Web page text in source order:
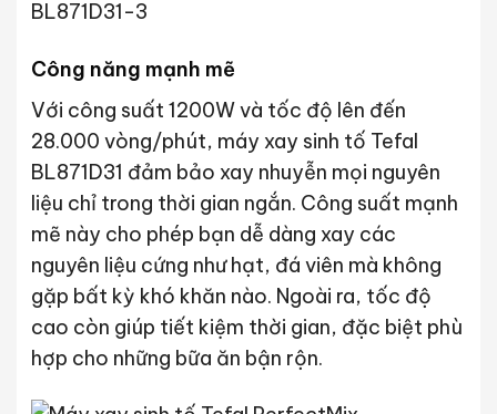
Công năng mạnh mẽ
Với công suất 1200W và tốc độ lên đến
28.000 vòng/phút, máy xay sinh tố Tefal
BL871D31 đảm bảo xay nhuyễn mọi nguyên
liệu chỉ trong thời gian ngắn. Công suất mạnh
mẽ này cho phép bạn dễ dàng xay các
nguyên liệu cứng như hạt, đá viên mà không
gặp bất kỳ khó khăn nào. Ngoài ra, tốc độ
cao còn giúp tiết kiệm thời gian, đặc biệt phù
hợp cho những bữa ăn bận rộn.